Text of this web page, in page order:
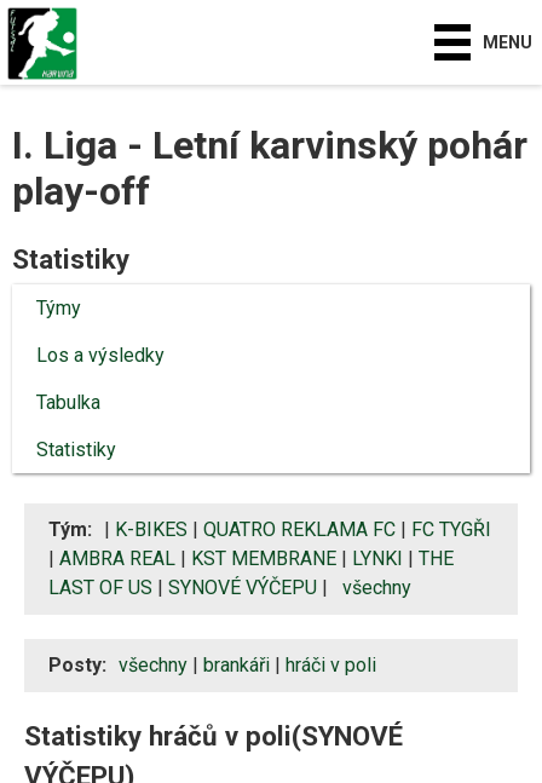
MENU
I. Liga - Letní karvinský pohár
play-off
Statistiky
Týmy
Los a výsledky
Tabulka
Statistiky
Tým: K-BIKES QUATRO REKLAMA FC
FC TYGŘI
AMBRA REAL KST MEMBRANE LYNKI
THE
LAST OF US
SYNOVÉ VÝČEPU všechny
Posty: všechny brankáři hráči v poli
Statistiky hráčů v poli(SYNOVÉ
VÝČEPU)